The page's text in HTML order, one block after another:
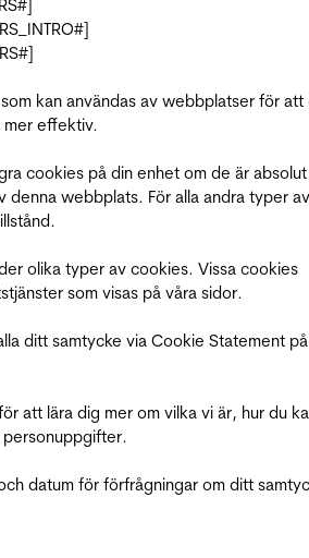
kan användas av webbplatser för att
mer effektiv.
cookies på din enhet om de är absolut
denna webbplats. För alla andra typer av
olika typer av cookies. Vissa cookies
som visas på våra sidor.
ditt samtycke via Cookie Statement
att lära dig mer om vilka vi är, hur du
personuppgifter.
datum för förfrågningar om ditt